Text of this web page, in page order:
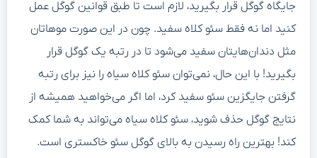
جایگاه گوگل قرار بگیرید، لازم است تا طبق قوانین گوگل عمل
کنید اما نه فقط سئو کلاه سفید. چون در این صورت موهاتان
مثل دندان‌هایتان سفید می‌شود تا در رتبه یک گوگل قرار
بگیرید! با این حال، نمی‌توان سئو کلاه سیاه را نیز برای رتبه
گرفتن جایگزین سئو سفید کرد، اما اگر می‌خواهید همیشه از
نتایج گوگل حذف شوید، سئو کلاه سیاه می‌تواند به شما کمک
کند! بهترین راه رسیدن به بالای گوگل سئو خاکستری است.